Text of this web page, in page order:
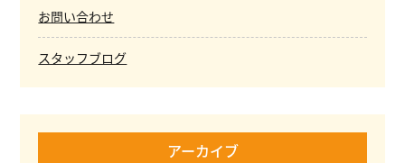
お問い合わせ
スタッフブログ
アーカイブ